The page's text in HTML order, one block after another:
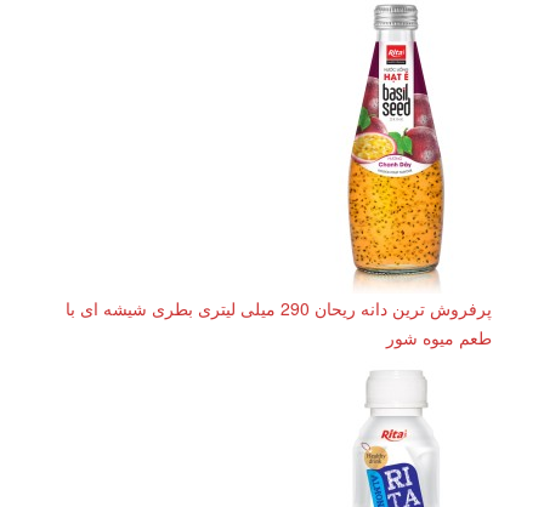
پرفروش ترین دانه ریحان 290 میلی لیتری بطری شیشه ای با
طعم میوه شور